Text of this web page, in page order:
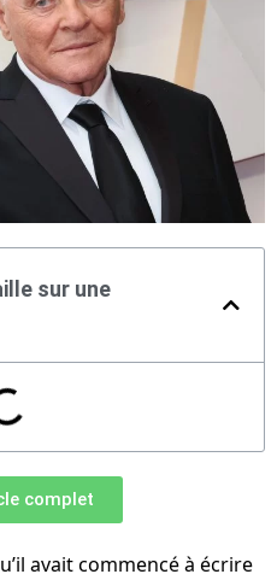
sur une
complet
avait commencé à écrire